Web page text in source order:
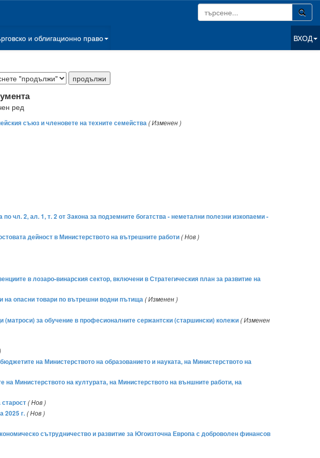
и облигационно право
ВХОД
ред
съюз и членовете на техните семейства( Изменен )
чл. 2, ал. 1, т. 2 от Закона за подземните богатства - неметални полезни изкопаеми -
дейност в Министерството на вътрешните работи( Нов )
в лозаро-винарския сектор, включени в Стратегическия план за развитие на
на опасни товари по вътрешни водни пътища( Изменен )
за обучение в професионалните сержантски (старшински) колежи( Изменен
на Министерството на образованието и науката, на Министерството на
Министерството на културата, на Министерството на външните работи, на
( Нов )
2025 г.( Нов )
сътрудничество и развитие за Югоизточна Европа с доброволен финансов